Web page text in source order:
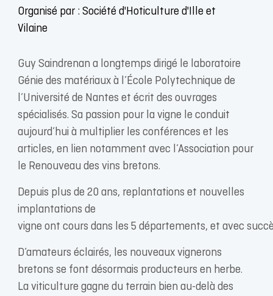
Organisé par : Société d'Hoticulture d'Ille et
Vilaine
Guy Saindrenan a longtemps dirigé le laboratoire
Génie des matériaux à l’École Polytechnique de
l’Université de Nantes et écrit des ouvrages
spécialisés. Sa passion pour la vigne le conduit
aujourd’hui à multiplier les conférences et les
articles, en lien notamment avec l’Association pour
le Renouveau des vins bretons.
Depuis plus de 20 ans, replantations et nouvelles
implantations de
vigne ont cours dans les 5 départements, et avec
D’amateurs éclairés, les nouveaux vignerons
bretons se font désormais producteurs en herbe.
La viticulture gagne du terrain bien au-delà des